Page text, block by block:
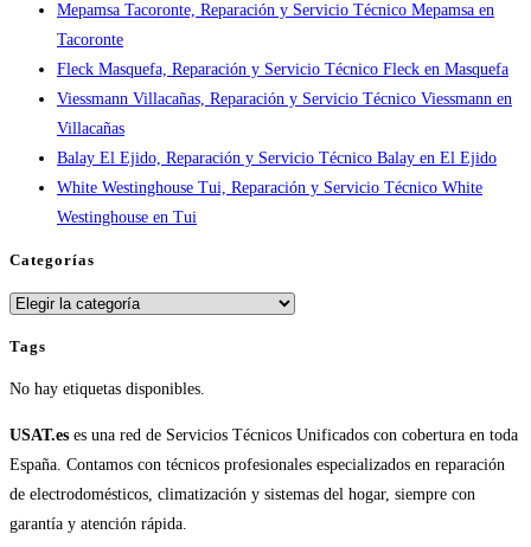
en
España
Mepamsa Tacoronte, Reparación y Servicio Técnico Mepamsa en
Tacoronte
Fleck Masquefa, Reparación y Servicio Técnico Fleck en Masquefa
Viessmann Villacañas, Reparación y Servicio Técnico Viessmann en
Villacañas
Balay El Ejido, Reparación y Servicio Técnico Balay en El Ejido
White Westinghouse Tui, Reparación y Servicio Técnico White
Westinghouse en Tui
Categorías
Categorías
Tags
No hay etiquetas disponibles.
USAT.es es una red de Servicios Técnicos Unificados con cobertura en toda
España. Contamos con técnicos profesionales especializados en reparación
de electrodomésticos, climatización y sistemas del hogar, siempre con
garantía y atención rápida.